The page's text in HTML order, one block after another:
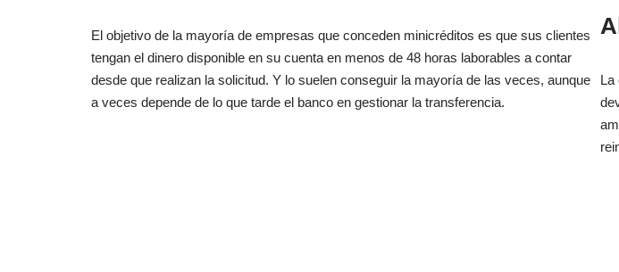
El objetivo de la mayoría de empresas que conceden minicréditos es que sus clientes
tengan el dinero disponible en su cuenta en menos de 48 horas laborables a contar
desde que realizan la solicitud. Y lo suelen conseguir la mayoría de las veces, aunque
a veces depende de lo que tarde el banco en gestionar la transferencia.
La